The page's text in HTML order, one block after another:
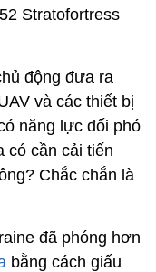
Stratofortress
động đưa ra
và các thiết bị
năng lực đối phó
có cần cải tiến
Chắc chắn là
đã phóng hơn
bằng cách giấu